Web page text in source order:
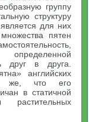
группу
структуру
для них
пятен
друг в друга.
английских
же, что его
в статичной
растительных